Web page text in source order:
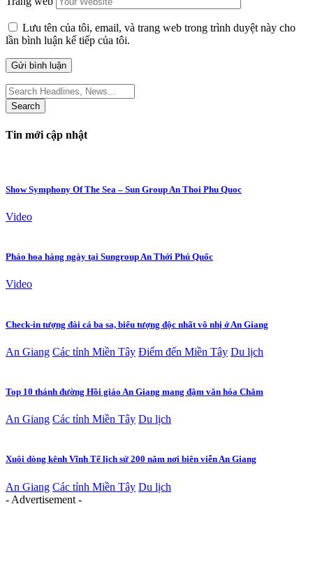
Lưu tên của tôi, email, và trang web trong trình duyệt này cho
lần bình luận kế tiếp của tôi.
Search
for:
Tin mới cập nhật
Show Symphony Of The Sea – Sun Group An Thoi Phu Quoc
Video
Pháo hoa hàng ngày tại Sungroup An Thới Phú Quốc
Video
Check-in tượng đài cá ba sa, biểu tượng độc nhất vô nhị ở An Giang
An Giang Các tỉnh Miền Tây Điểm đến Miền Tây Du lịch
Top 10 thánh đường Hồi giáo An Giang mang đậm văn hóa Chăm
An Giang Các tỉnh Miền Tây Du lịch
Xuôi dòng kênh Vĩnh Tế lịch sử 200 năm nơi biên viễn An Giang
An Giang Các tỉnh Miền Tây Du lịch
- Advertisement -